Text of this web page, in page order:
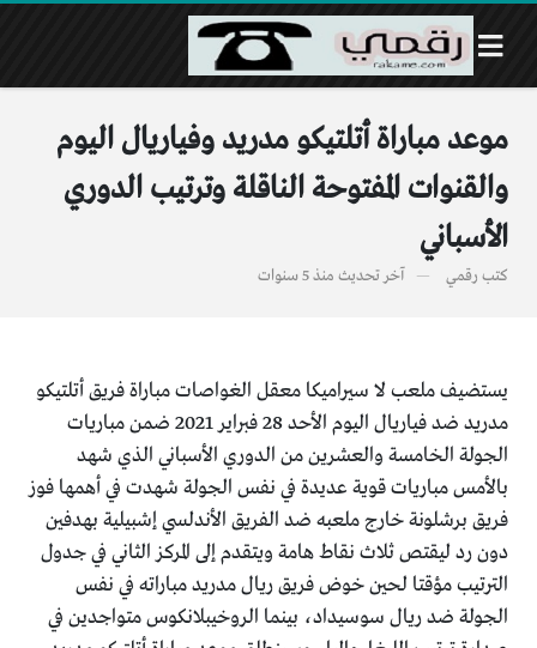
موعد مباراة أتلتيكو مدريد وفياريال اليوم
والقنوات المفتوحة الناقلة وترتيب الدوري
الأسباني
كتب رقمي آخر تحديث منذ 5 سنوات
يستضيف ملعب لا سيراميكا معقل الغواصات مباراة فريق أتلتيكو
مدريد ضد فياريال اليوم الأحد 28 فبراير 2021 ضمن مباريات
الجولة الخامسة والعشرين من الدوري الأسباني الذي شهد
بالأمس مباريات قوية عديدة في نفس الجولة شهدت في أهمها فوز
فريق برشلونة خارج ملعبه ضد الفريق الأندلسي إشبيلية بهدفين
دون رد ليقتص ثلاث نقاط هامة ويتقدم إلى المركز الثاني في جدول
الترتيب مؤقتا لحين خوض فريق ريال مدريد مباراته في نفس
الجولة ضد ريال سوسيداد، بينما الروخيبلانكوس متواجدين في